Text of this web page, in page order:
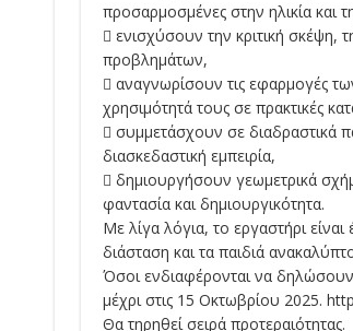
προσαρμοσμένες στην ηλικία και
 ενισχύσουν την κριτική σκέψη,
προβλημάτων,
 αναγνωρίσουν τις εφαρμογές
χρησιμότητά τους σε πρακτικές
 συμμετάσχουν σε διαδραστικά
διασκεδαστική εμπειρία,
 δημιουργήσουν γεωμετρικά
φαντασία και δημιουργικότητα.
Με λίγα λόγια, το εργαστήρι
διάσταση και τα παιδιά
Όσοι ενδιαφέρονται να
μέχρι στις 15 Οκτωβρίου 2025.
Θα τηρηθεί σειρά προτεραιότητας.